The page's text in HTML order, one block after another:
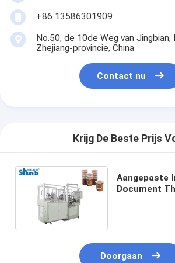
+86 13586301909
No.50, de 10de Weg van Jingbian,
Zhejiang-provincie, China
Contact nu
Krijg De Beste Prijs
Aangepaste
Document
Doorgaan